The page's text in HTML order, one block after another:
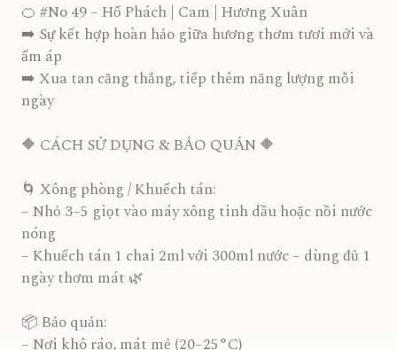
🍊 #No 49 – Hổ Phách | Cam | Hương Xuân
➡️ Sự kết hợp hoàn hảo giữa hương thơm tươi mới và
ấm áp
➡️ Xua tan căng thẳng, tiếp thêm năng lượng mỗi
ngày
🔶 CÁCH SỬ DỤNG & BẢO QUẢN 🔶
🌀 Xông phòng / Khuếch tán:
– Nhỏ 3–5 giọt vào máy xông tinh dầu hoặc nồi nước
nóng
– Khuếch tán 1 chai 2ml với 300ml nước – dùng đủ 1
ngày thơm mát 🌿
📦 Bảo quản:
– Nơi khô ráo, mát mẻ (20–25°C)